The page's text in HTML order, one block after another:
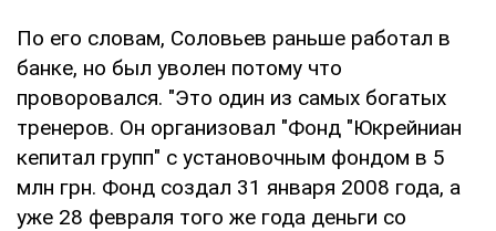
По его словам, Соловьев раньше работал в
банке, но был уволен потому что
проворовался. "Это один из самых богатых
тренеров. Он организовал "Фонд "Юкрейниан
кепитал групп" с установочным фондом в 5
млн грн. Фонд создал 31 января 2008 года, а
уже 28 февраля того же года деньги со